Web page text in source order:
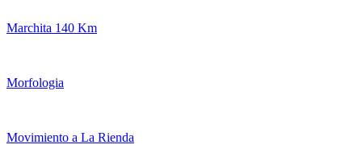
Marchita 140 Km
Morfologia
Movimiento a La Rienda